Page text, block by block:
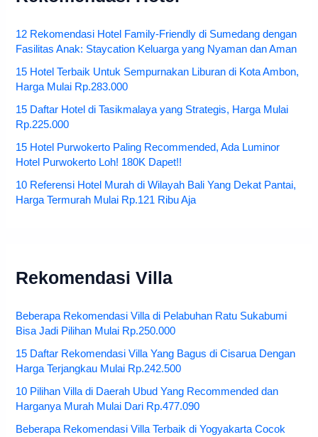
12 Rekomendasi Hotel Family-Friendly di Sumedang dengan
Fasilitas Anak: Staycation Keluarga yang Nyaman dan Aman
15 Hotel Terbaik Untuk Sempurnakan Liburan di Kota Ambon,
Harga Mulai Rp.283.000
15 Daftar Hotel di Tasikmalaya yang Strategis, Harga Mulai
Rp.225.000
15 Hotel Purwokerto Paling Recommended, Ada Luminor
Hotel Purwokerto Loh! 180K Dapet!!
10 Referensi Hotel Murah di Wilayah Bali Yang Dekat Pantai,
Harga Termurah Mulai Rp.121 Ribu Aja
Rekomendasi Villa
Beberapa Rekomendasi Villa di Pelabuhan Ratu Sukabumi
Bisa Jadi Pilihan Mulai Rp.250.000
15 Daftar Rekomendasi Villa Yang Bagus di Cisarua Dengan
Harga Terjangkau Mulai Rp.242.500
10 Pilihan Villa di Daerah Ubud Yang Recommended dan
Harganya Murah Mulai Dari Rp.477.090
Beberapa Rekomendasi Villa Terbaik di Yogyakarta Cocok